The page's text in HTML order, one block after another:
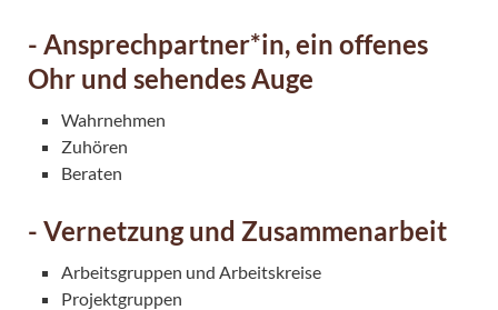
- Ansprechpartner*in, ein offenes
Ohr und sehendes Auge
Wahrnehmen
Zuhören
Beraten
- Vernetzung und Zusammenarbeit
Arbeitsgruppen und Arbeitskreise
Projektgruppen